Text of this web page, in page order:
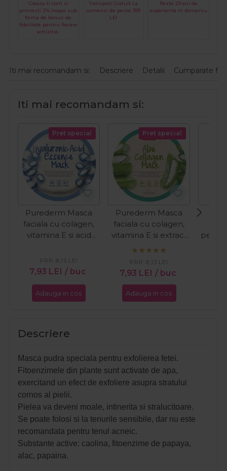
Creaza-ti cont si
primesti 2% inapoi sub
forma de bonus de
fidelitate pentru fiecare
achizitie.
Transport Gratuit La
comenzi de peste 399
LEI
Peste 29 ani de
experienta in domeniu
Iti mai recomandam si: Descriere Detalii Cumparate
Iti mai recomandam si:
Pret special
Purederm Masca
faciala cu colagen,
vitamina E si acid
7,93 LEI / buc
PRP:8,13 LEI
Adauga in cos
Pret special
Purederm Masca
faciala cu colagen,
vitamina E si extract
de aloe vera 1buc
7,93 LEI / buc
PRP:8,13 LEI
Adauga in cos
Descriere
Masca pudra speciala pentru exfolierea fetei.
Fitoenzimele din plante sunt activate de apa,
exercitand un efect de exfoliere asupra stratului
cornos al pielii.
Pielea va deveni moale, intinerita si stralucitoare.
Se poate folosi si la tenurile sensibile, dar nu este
recomandata pentru tenul acneic.
Substante active: caolina, fitoenzime de papaya,
alac, papaina.